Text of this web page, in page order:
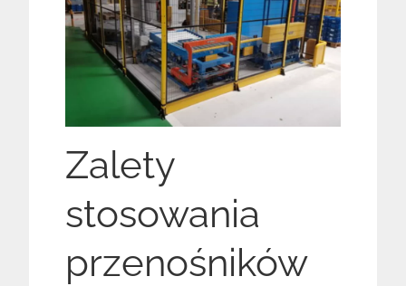
Zalety
stosowania
przenośników